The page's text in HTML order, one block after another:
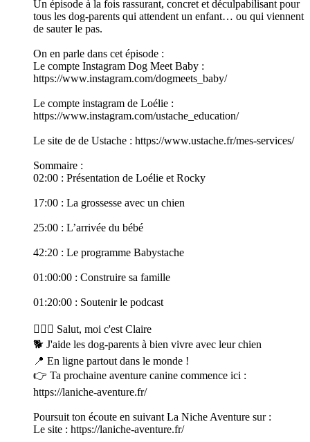
Un épisode à la fois rassurant, concret et déculpabilisant pour
tous les dog-parents qui attendent un enfant… ou qui viennent
de sauter le pas.
On en parle dans cet épisode :
Le compte Instagram Dog Meet Baby :
https://www.instagram.com/dogmeets_baby/
Le compte instagram de Loélie :
https://www.instagram.com/ustache_education/
Le site de de Ustache : https://www.ustache.fr/mes-services/
Sommaire :
02:00 : Présentation de Loélie et Rocky
17:00 : La grossesse avec un chien
25:00 : L’arrivée du bébé
42:20 : Le programme Babystache
01:00:00 : Construire sa famille
01:20:00 : Soutenir le podcast
🙋🏻‍♀️ Salut, moi c'est Claire
🐕 J'aide les dog-parents à bien vivre avec leur chien
📍 En ligne partout dans le monde !
👉 Ta prochaine aventure canine commence ici :
https://laniche-aventure.fr/
Poursuit ton écoute en suivant La Niche Aventure sur :
Le site : https://laniche-aventure.fr/